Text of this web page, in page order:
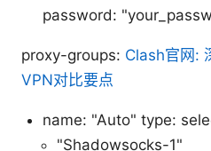
password:
proxy-groups: Clash官网:
VPN对比要点
name: "Auto" type:
"Shadowsocks-1"